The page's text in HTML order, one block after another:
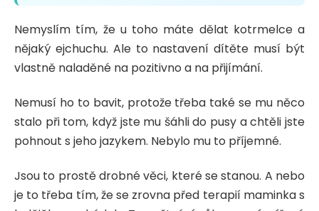
Nemyslím tím, že u toho máte dělat kotrmelce a
nějaký ejchuchu. Ale to nastavení dítěte musí být
vlastně naladěné na pozitivno a na přijímání.
Nemusí ho to bavit, protože třeba také se mu něco
stalo při tom, když jste mu šáhli do pusy a chtěli jste
pohnout s jeho jazykem. Nebylo mu to příjemné.
Jsou to prostě drobné věci, které se stanou. A nebo
je to třeba tím, že se zrovna před terapií maminka s